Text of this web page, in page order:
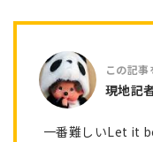
現地記
一番難しいLet it